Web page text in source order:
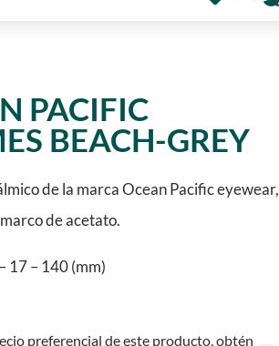
PACIFIC
BEACH-GREY
de la marca Ocean Pacific eyewear,
de acetato.
17 – 140 (mm)
preferencial de este producto, obtén